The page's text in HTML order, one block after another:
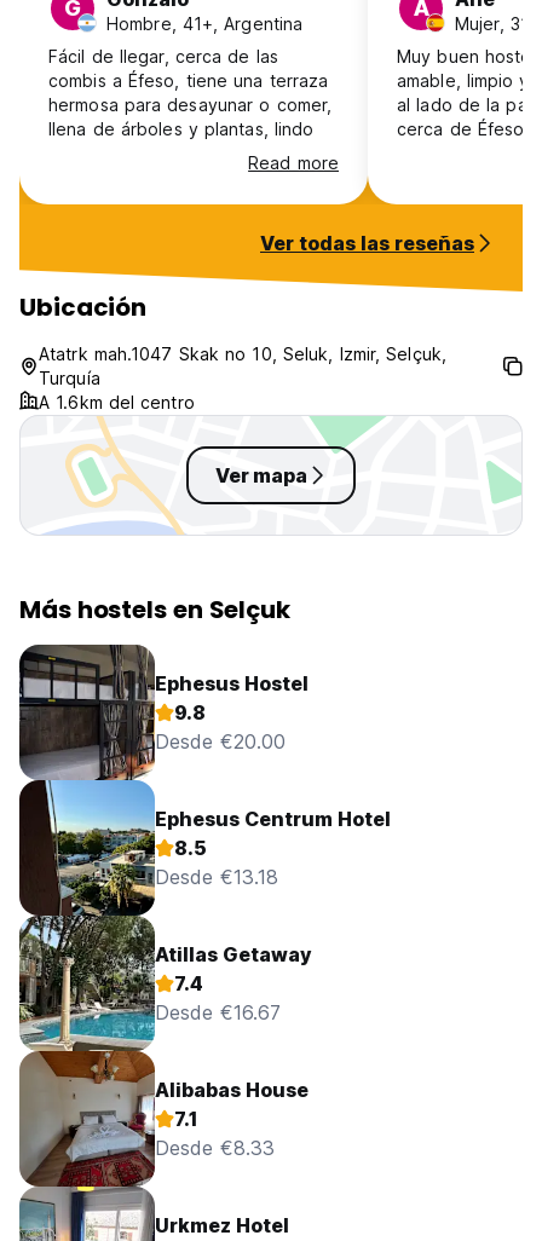
G
Hombre, 41+, Argentina
Fácil de llegar, cerca de las
combis a Éfeso, tiene una terraza
hermosa para desayunar o comer,
llena de árboles y plantas, lindo
Read more
A
Mujer, 31-
Muy buen
amable, limpio y
al lado de la
cerca de Éfeso.
Ver todas las reseñas
Ubicación
Atatrk mah.1047 Skak no 10, Seluk, Izmir, Selçuk,
Turquía
A 1.6km del centro
Ver mapa
Más hostels en Selçuk
Ephesus Hostel
9.8
Desde €20.00
Ephesus Centrum Hotel
8.5
Desde €13.18
Atillas Getaway
7.4
Desde €16.67
Alibabas House
7.1
Desde €8.33
Urkmez Hotel